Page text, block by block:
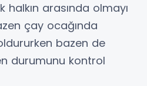
arasında olmayı
çay ocağında
bazen de
durumunu kontrol